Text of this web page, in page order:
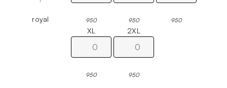
royal 950 950 950
XL
950
2XL
950